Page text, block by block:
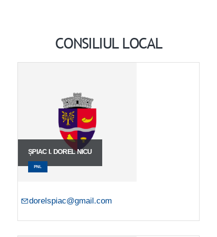
CONSILIUL LOCAL
ȘPIAC I. DOREL NICU
PNL
dorelspiac@gmail.com